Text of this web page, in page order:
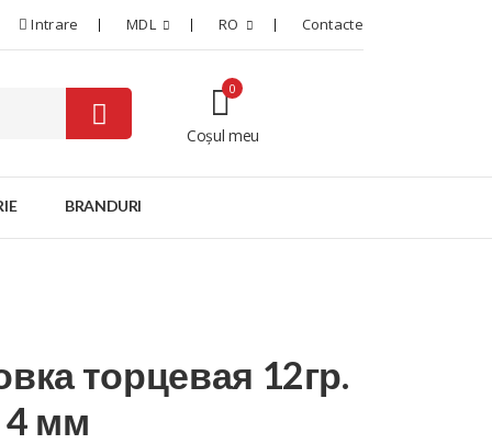
Intrare MDL RO Contacte
Coșul meu
0
BRANDURI
торцевая 12гр.
4 мм